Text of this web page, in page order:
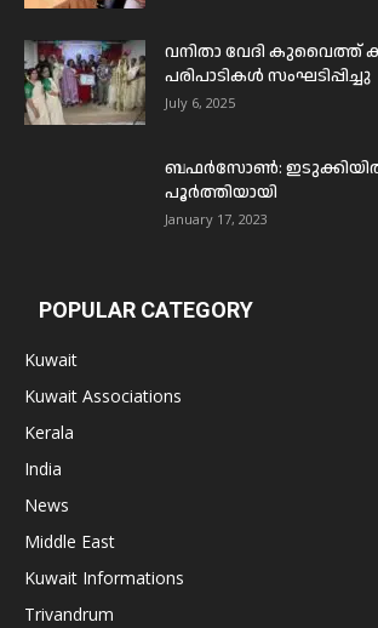
വനിതാ വേദി കുവൈത്ത്
പരിപാടികൾ സംഘടിപ്പിച്ചു
July 6, 2025
ബഫര്‍സോണ്‍:
പൂര്‍ത്തിയായി
January 17, 2023
POPULAR CATEGORY
Kuwait
Kuwait Associations
Kerala
India
News
Middle East
Kuwait Informations
Trivandrum